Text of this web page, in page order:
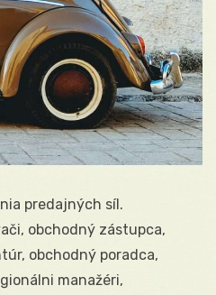
predajných síl.
obchodný zástupca,
obchodný poradca,
manažéri,